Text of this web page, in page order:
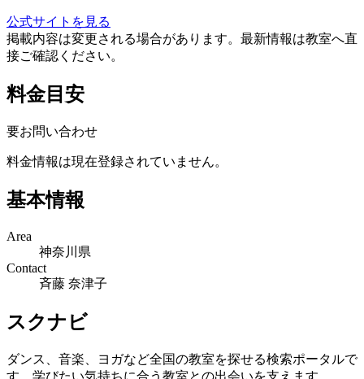
公式サイトを見る
掲載内容は変更される場合があります。最新情報は教室へ直
接ご確認ください。
料金目安
要お問い合わせ
料金情報は現在登録されていません。
基本情報
Area
神奈川県
Contact
斉藤 奈津子
スクナビ
ダンス、音楽、ヨガなど全国の教室を探せる検索ポータルで
す。学びたい気持ちに合う教室との出会いを支えます。